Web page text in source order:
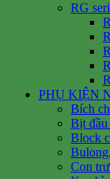
RG
PHỤ KIỆN
Bích
Bịt đầu
Block
Con